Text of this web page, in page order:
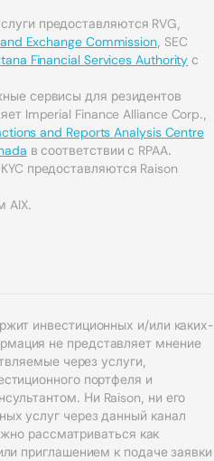
предоставляются RVG,
Exchange Commission, SEC
Financial Services Authority с
сервисы для резидентов
Imperial Finance Alliance Corp.,
and Reports Analysis Centre
в соответствии с RPAA.
предоставляются Raison
AIX.
инвестиционных и/или каких-
не представляет мнение
через услуги,
портфеля и
Ни Raison, ни его
услуг через данный канал
рассматриваться как
приглашением к подаче заявки